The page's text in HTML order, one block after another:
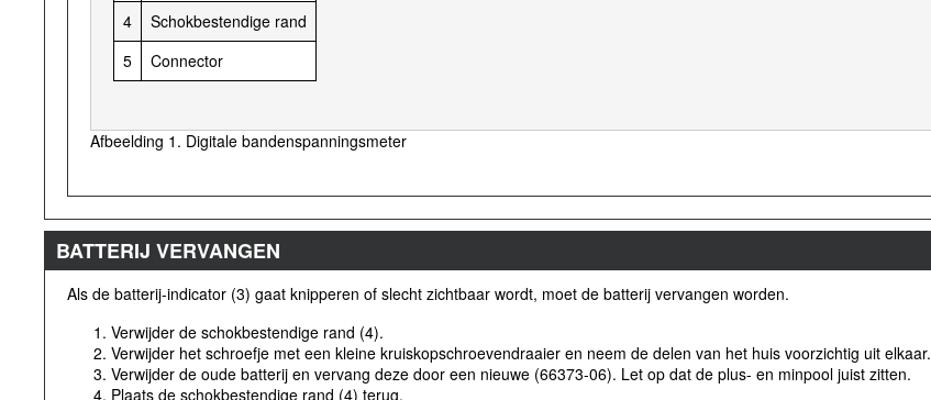
4
Schokbestendige rand
5
Connector
Afbeelding 1. Digitale bandenspanningsmeter
BATTERIJ VERVANGEN
Als de batterij-indicator (3) gaat knipperen of slecht zichtbaar wordt, moet de batterij vervangen worden.
Verwijder de schokbestendige rand (4).
Verwijder het schroefje met een kleine kruiskopschroevendraaier en neem de delen van het huis voorzichtig uit elkaar.
Verwijder de oude batterij en vervang deze door een nieuwe (66373-06). Let op dat de plus- en minpool juist zitten.
Plaats de schokbestendige rand (4) terug.